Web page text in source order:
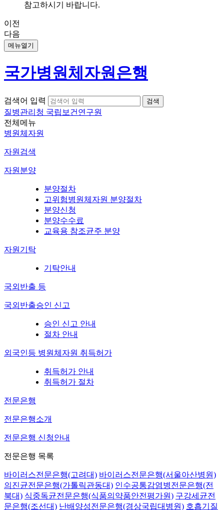
참고하시기 바랍니다.
이전
다음
메뉴열기
국가병원체자원은행
검색어 입력
질병관리청 국립보건연구원
전체메뉴
병원체자원
자원검색
자원분양
분양절차
고위험병원체자원 분양절차
분양신청
분양수수료
교육용 참조균주 분양
자원기탁
기탁안내
국외반출 등
국외반출승인 신고
승인 신고 안내
절차 안내
외국인등 병원체자원 취득허가
취득허가 안내
취득허가 절차
전문은행
전문은행소개
전문은행 신청안내
전문은행 목록
바이러스전문은행(고려대) 바이러스전문은행(서울아산병원)
의진균전문은행(가톨릭관동대) 인수공통감염병전문은행(전
북대) 식중독균전문은행(식품의약품안전평가원) 구강세균전
문은행(조선대) 난배양성전문은행(경상국립대병원) 호흡기질